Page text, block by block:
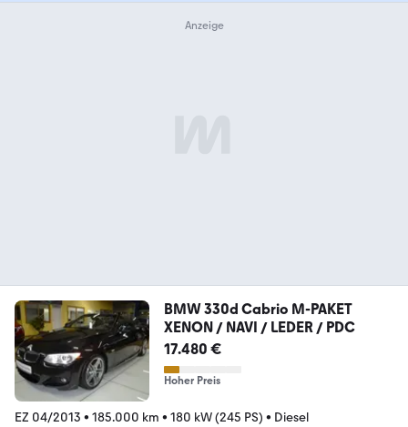
BMW 330d Cabrio M-PAKET
XENON / NAVI / LEDER / PDC
17.480 €
Hoher Preis
EZ 04/2013 • 185.000 km • 180 kW (245 PS) • Diesel